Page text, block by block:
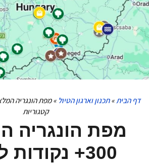
הבית»תכנון וארגון הטיול»
קטגוריות
מפת הונגריה